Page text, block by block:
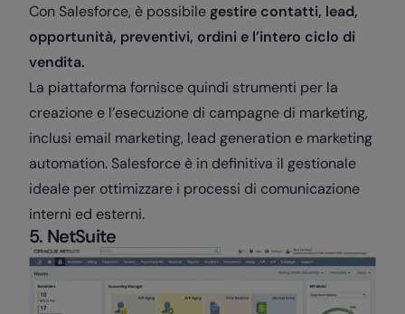
Con Salesforce, è possibile gestire contatti, lead,
opportunità, preventivi, ordini e l’intero ciclo di
vendita.
La piattaforma fornisce quindi strumenti per la
creazione e l’esecuzione di campagne di marketing,
inclusi email marketing, lead generation e marketing
automation. Salesforce è in definitiva il gestionale
ideale per ottimizzare i processi di comunicazione
interni ed esterni.
5. NetSuite